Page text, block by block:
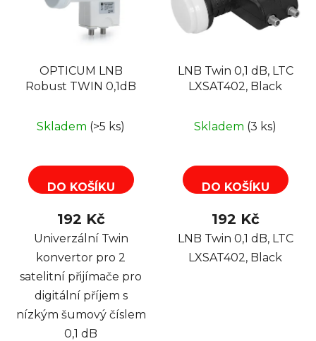
OPTICUM LNB
Robust TWIN 0,1dB
Skladem (>5 ks)
DO KOŠÍKU
192 Kč
Univerzální Twin
konvertor pro 2
satelitní přijímače pro
digitální příjem s
nízkým šumový číslem
0,1 dB
LNB Twin 0,1 dB, LTC
LXSAT402, Black
Skladem (3 ks)
DO KOŠÍKU
192 Kč
LNB Twin 0,1 dB, LTC
LXSAT402, Black